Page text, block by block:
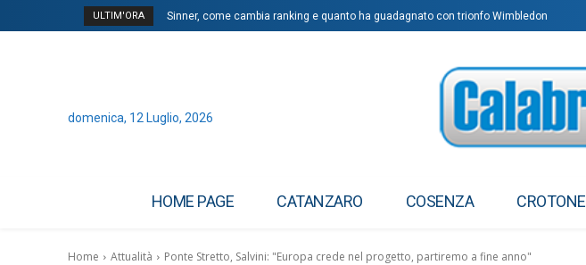
ULTIM'ORA Sinner, come cambia ranking e quanto ha guadagnato con trionfo Wimbledon
domenica, 12 Luglio, 2026
HOME PAGE CATANZARO COSENZA CROTONE
Home Attualità Ponte Stretto, Salvini: "Europa crede nel progetto, partiremo a fine anno"